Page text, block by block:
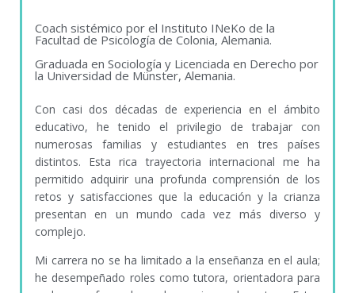
Coach sistémico por el Instituto INeKo de la
Facultad de Psicología de Colonia, Alemania.
Graduada en Sociología y Licenciada en Derecho por
la Universidad de Münster, Alemania.
Con casi dos décadas de experiencia en el ámbito
educativo, he tenido el privilegio de trabajar con
numerosas familias y estudiantes en tres países
distintos. Esta rica trayectoria internacional me ha
permitido adquirir una profunda comprensión de los
retos y satisfacciones que la educación y la crianza
presentan en un mundo cada vez más diverso y
complejo.
Mi carrera no se ha limitado a la enseñanza en el aula;
he desempeñado roles como tutora, orientadora para